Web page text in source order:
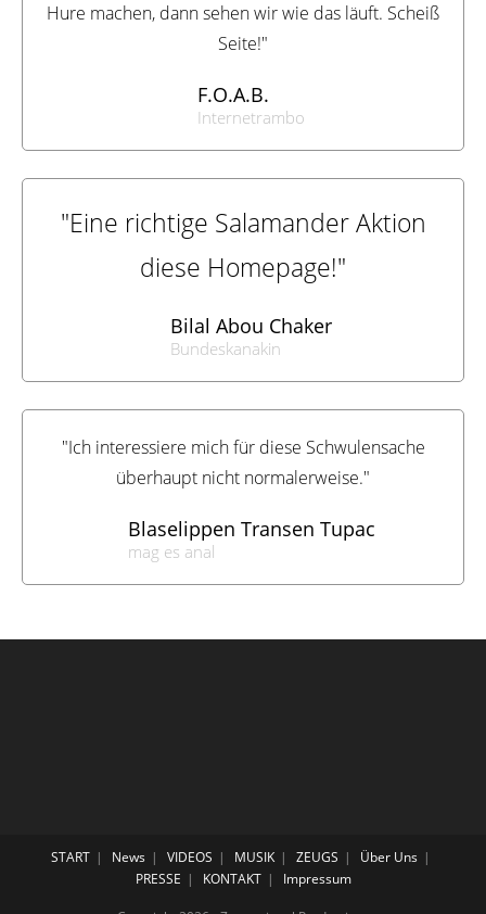
Hure machen, dann sehen wir wie das läuft. Scheiß
Seite!"
F.O.A.B.
Internetrambo
"Eine richtige Salamander Aktion
diese Homepage!"
Bilal Abou Chaker
Bundeskanakin
"Ich interessiere mich für diese Schwulensache
überhaupt nicht normalerweise."
Blaselippen Transen Tupac
mag es anal
START News VIDEOS MUSIK ZEUGS
Über Uns
PRESSE
KONTAKT Impressum